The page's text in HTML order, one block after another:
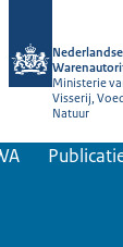
Ministerie
Visserij,
Natuur